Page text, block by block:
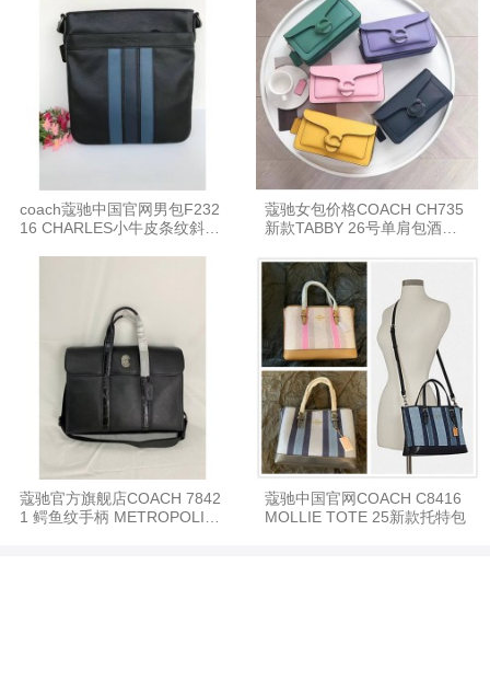
coach蔻驰中国官网男包F232
16 CHARLES小牛皮条纹斜挎
蔻驰女包价格COACH CH735
新款TABBY 26号单肩包酒神
蔻驰官方旗舰店COACH 7842
1 鳄鱼纹手柄 METROPOLITA
蔻驰中国官网COACH C8416
MOLLIE TOTE 25新款托特包